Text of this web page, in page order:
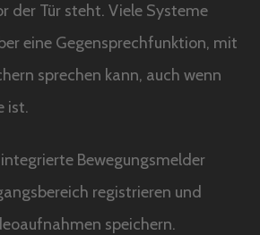
der Tür steht. Viele Systeme
eine Gegensprechfunktion, mit
sprechen kann, auch wenn
ist.
Bewegungsmelder
registrieren und
speichern.